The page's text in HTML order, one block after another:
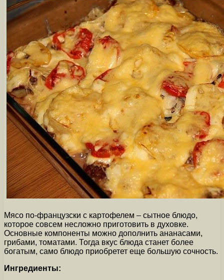
Мясо по-французски с картофелем – сытное блюдо,
которое совсем несложно приготовить в духовке.
Основные компоненты можно дополнить ананасами,
грибами, томатами. Тогда вкус блюда станет более
богатым, само блюдо приобретет еще большую сочность.
Ингредиенты: